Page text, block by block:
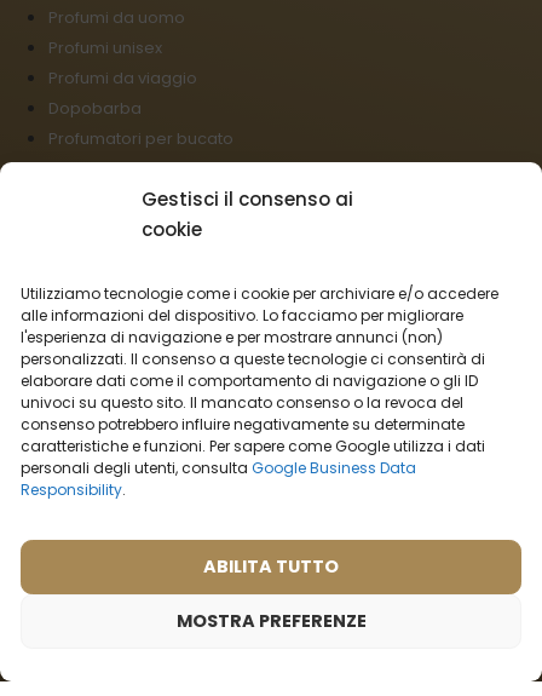
Gestisci il consenso ai
cookie
Utilizziamo tecnologie come i cookie per archiviare e/o accedere
alle informazioni del dispositivo. Lo facciamo per migliorare
l'esperienza di navigazione e per mostrare annunci (non)
personalizzati. Il consenso a queste tecnologie ci consentirà di
elaborare dati come il comportamento di navigazione o gli ID
univoci su questo sito. Il mancato consenso o la revoca del
consenso potrebbero influire negativamente su determinate
caratteristiche e funzioni. Per sapere come Google utilizza i dati
personali degli utenti, consultaGoogle Business Data
Responsibility.
ABILITA TUTTO
MOSTRA PREFERENZE
Profumi da uomo
Profumi unisex
Profumi da viaggio
Dopobarba
Profumatori per bucato
Regolamento per I reclami
Informazioni sulla spedizione
Impostazioni cookies
Vendita all’ingrosso
Recesso dal contratto
Italiano
Opzioni di trasporto:
Opzioni di pagamento: